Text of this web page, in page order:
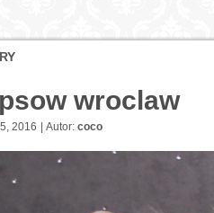
wroclaw
2016 Autor: coco